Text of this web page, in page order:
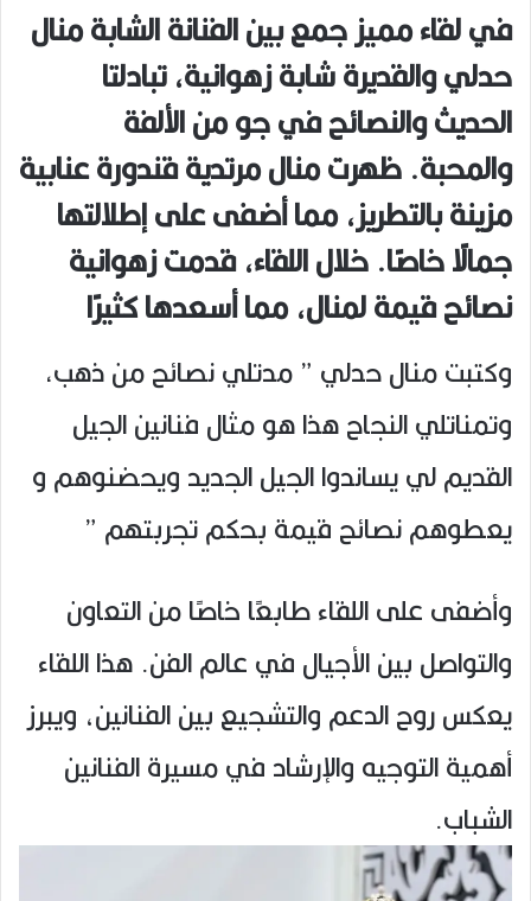
في لقاء مميز جمع بين الفنانة الشابة منال
حدلي والقديرة شابة زهوانية، تبادلتا
الحديث والنصائح في جو من الألفة
والمحبة. ظهرت منال مرتدية قندورة عنابية
مزينة بالتطريز، مما أضفى على إطلالتها
جمالًا خاصًا. خلال اللقاء، قدمت زهوانية
نصائح قيمة لمنال، مما أسعدها كثيرًا
وكتبت منال حدلي ” مدتلي نصائح من ذهب,
وتمناتلي النجاح هذا هو مثال فنانين الجيل
القديم لي يساندوا الجيل الجديد ويحضنوهم و
يعطوهم نصائح قيمة بحكم تجربتهم ”
وأضفى على اللقاء طابعًا خاصًا من التعاون
والتواصل بين الأجيال في عالم الفن. هذا اللقاء
يعكس روح الدعم والتشجيع بين الفنانين، ويبرز
أهمية التوجيه والإرشاد في مسيرة الفنانين
الشباب.